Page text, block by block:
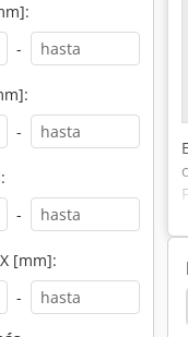
-
-
-
[mm]:
-Columna Rexon